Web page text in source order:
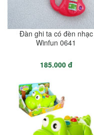
Đàn ghi ta có đèn nhạc
Winfun 0641
185.000 đ